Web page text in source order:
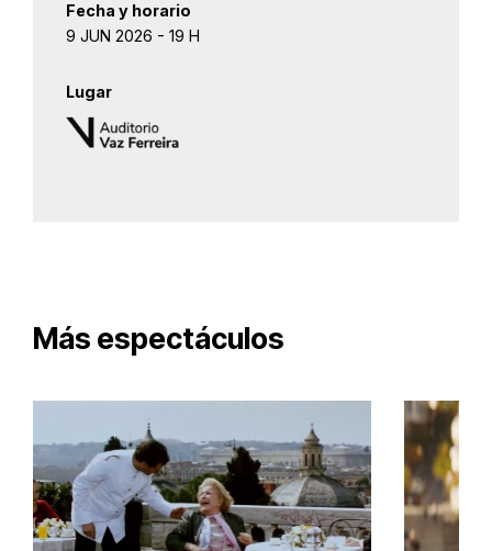
Fecha y horario
9 JUN 2026 - 19 H
Lugar
Más espectáculos